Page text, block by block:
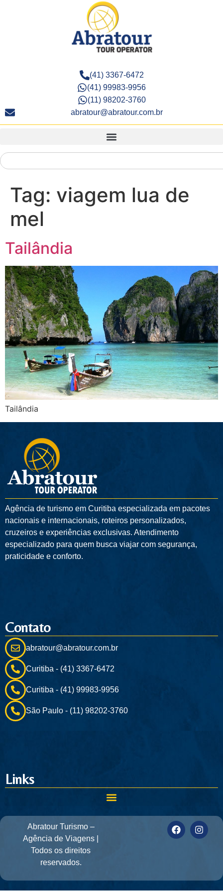
(41) 3367-6472
(41) 99983-9956
(11) 98202-3760
abratour@abratour.com.br
Tag: viagem lua de
mel
Tailândia
Tailândia
Agência de turismo em Curitiba especializada em pacotes
nacionais e internacionais, roteiros personalizados,
cruzeiros e experiências exclusivas. Atendimento
especializado para quem busca viajar com segurança,
praticidade e conforto.
Contato
abratour@abratour.com.br
Curitiba - (41) 3367-6472
Curitiba - (41) 99983-9956
São Paulo - (11) 98202-3760
Links
Abratour Turismo –
Agência de Viagens |
Todos os direitos
reservados.